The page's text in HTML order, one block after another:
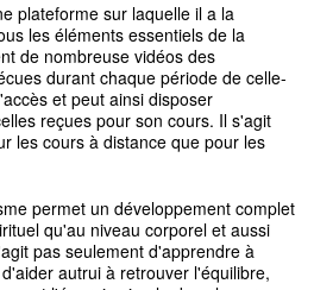
plateforme sur laquelle il a la
les éléments essentiels de la
de nombreuse vidéos des
durant chaque période de celle-
et peut ainsi disposer
reçues pour son cours. Il s'agit
les cours à distance que pour les
permet un développement complet
qu'au niveau corporel et aussi
pas seulement d'apprendre à
autrui à retrouver l'équilibre,